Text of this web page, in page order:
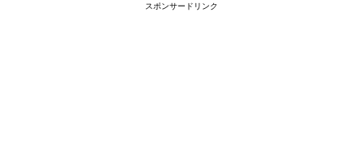
スポンサードリンク